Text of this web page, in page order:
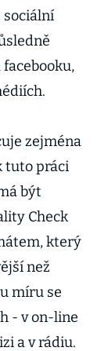
sociální
zejména
tuto práci
být
Check
který
než
míru se
- v on-line
a v rádiu.